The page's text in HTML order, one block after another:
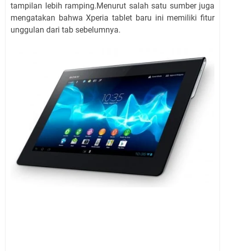
tampilan lebih ramping.Menurut salah satu sumber juga
mengatakan bahwa Xperia tablet baru ini memiliki fitur
unggulan dari tab sebelumnya.